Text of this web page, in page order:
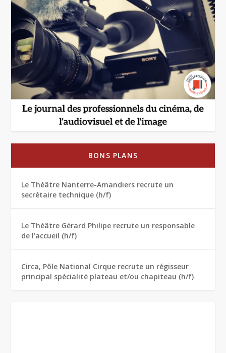
BONS PLANS
Le Théâtre Nanterre-Amandiers recrute un
secrétaire technique (h/f)
Le Théâtre Gérard Philipe recrute un responsable
de l’accueil (h/f)
Circa, Pôle National Cirque recrute un régisseur
principal spécialité plateau et/ou chapiteau (h/f)